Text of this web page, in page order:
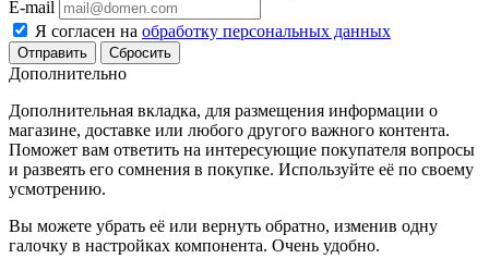
E-mail
Я согласен на обработку персональных данных
Сбросить
Дополнительно
Дополнительная вкладка, для размещения информации о
магазине, доставке или любого другого важного контента.
Поможет вам ответить на интересующие покупателя вопросы
и развеять его сомнения в покупке. Используйте её по своему
усмотрению.
Вы можете убрать её или вернуть обратно, изменив одну
галочку в настройках компонента. Очень удобно.